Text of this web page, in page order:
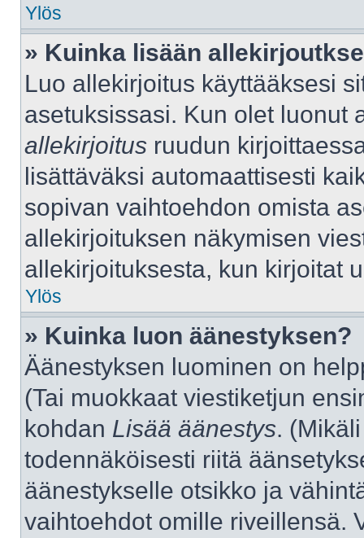
Ylös
» Kuinka lisään
Luo allekirjoitus käyttääksesi
asetuksissasi. Kun olet luonut
allekirjoitus ruudun
lisättäväksi automaattisesti
sopivan vaihtoehdon omista
allekirjoituksen näkymisen
allekirjoituksesta, kun kirjoitat
Ylös
» Kuinka luon äänestyksen?
Äänestyksen luominen on
(Tai muokkaat viestiketjun
kohdan Lisää äänestys.
todennäköisesti riitä
äänestykselle otsikko ja
vaihtoehdot omille riveillensä.